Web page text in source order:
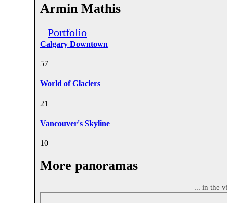
Armin Mathis
Portfolio
Calgary Downtown
57
World of Glaciers
21
Vancouver's Skyline
10
More panoramas
... in the